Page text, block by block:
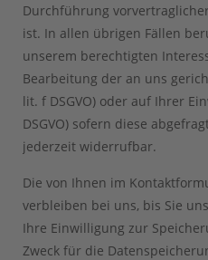
Durchführung
ist. In allen übrigen Fällen
unserem berechtigten
Bearbeitung der an uns
lit. f DSGVO) oder auf Ihrer
DSGVO) sofern diese
jederzeit widerrufbar.
Die von Ihnen im
verbleiben bei uns, bis Sie
Ihre Einwilligung zur
Zweck für die